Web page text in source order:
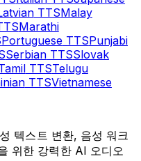
TTSMalay
Marathi
PortugueseTTSPunjabi
SerbianTTSSlovak
TTSTelugu
TTSVietnamese
텍스트 변환, 음성 워크
위한 강력한 AI 오디오